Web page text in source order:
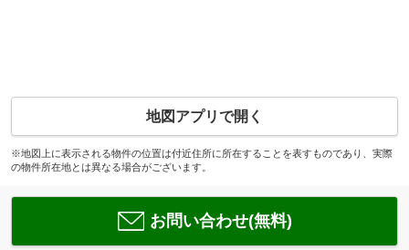
地図アプリで開く
※地図上に表示される物件の位置は付近住所に所在することを表すものであり、実際
の物件所在地とは異なる場合がございます。
お問い合わせ(無料)